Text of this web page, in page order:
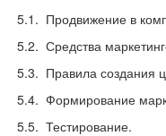
5.1. Продвижение в
5.2. Средства
5.3. Правила создания
5.4. Формирование
5.5. Тестирование.